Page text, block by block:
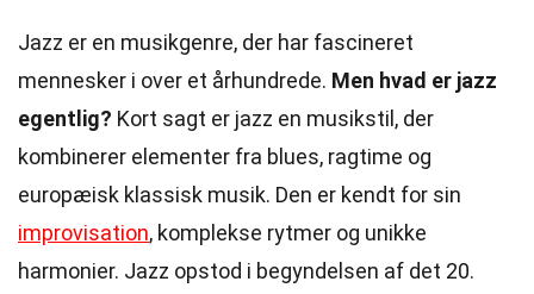
Jazz er en musikgenre, der har fascineret
mennesker i over et århundrede. Men hvad er jazz
egentlig? Kort sagt er jazz en musikstil, der
kombinerer elementer fra blues, ragtime og
europæisk klassisk musik. Den er kendt for sin
improvisation, komplekse rytmer og unikke
harmonier. Jazz opstod i begyndelsen af det 20.